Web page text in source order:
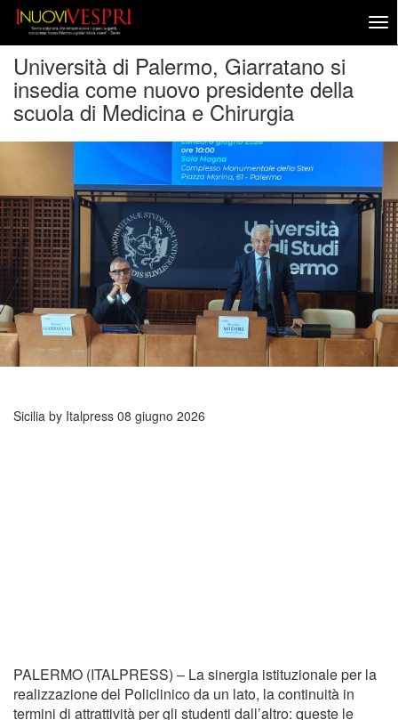
Università di Palermo, Giarratano si
insedia come nuovo presidente della
scuola di Medicina e Chirurgia
Sicilia by Italpress 08 giugno 2026
PALERMO (ITALPRESS) – La sinergia istituzionale per la
realizzazione del Policlinico da un lato, la continuità in
termini di attrattività per gli studenti dall’altro: queste le